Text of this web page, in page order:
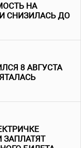
НА
СНИЗИЛАСЬ ДО
8 АВГУСТА